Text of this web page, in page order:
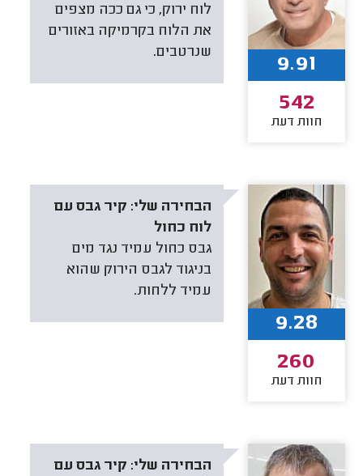
לוח ירוק, כי גם ככה מצפים
את הלוח בקרמיקה באזורים
שנרטבים.
9.91
542
חוות דעת
הבחירה שלי: קיר גבס עם
לוח כחול
גבס כחול עמיד נגד מים
בניגוד לגבס הירוק שהוא
עמיד ללחות.
9.28
260
חוות דעת
הבחירה שלי: קיר גבס עם